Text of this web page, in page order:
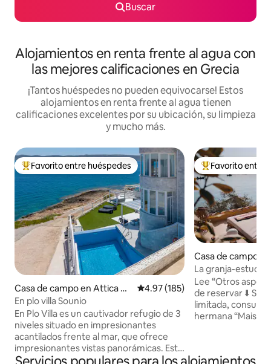
Buscar
Alojamientos en renta frente al agua con
las mejores calificaciones en Grecia
¡Tantos huéspedes no pueden equivocarse! Estos
alojamientos en renta frente al agua tienen
calificaciones excelentes por su ubicación, su limpieza
y mucho más.
De los mejores en Favorito entre huéspedes
Favorito entre huéspedes
Casa de campo en Attica Gr
eece
Calificación promedio: 4.97 de
4.97 (185)
En plo villa Sounio
En Plo Villa es un cautivador refugio de 3
niveles situado en impresionantes
acantilados frente al mar, que ofrece
impresionantes vistas panorámicas. Este
refugio idílico goza de una proximidad
De los mejores
Favorito entre
Casa de campo
La granja-estudio
Ath/Airp/tren/
Lee “Otros
de reservar ⬇️ Si la
limitada,
hermana